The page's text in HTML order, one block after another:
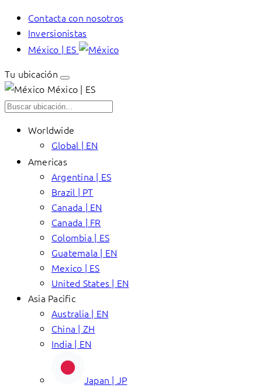
Contacta con nosotros
Inversionistas
México | ES
Tu ubicación
México | ES
Worldwide
Global | EN
Americas
Argentina | ES
Brazil | PT
Canada | EN
Canada | FR
Colombia | ES
Guatemala | EN
Mexico | ES
United States | EN
Asia Pacific
Australia | EN
China | ZH
India | EN
Japan | JP